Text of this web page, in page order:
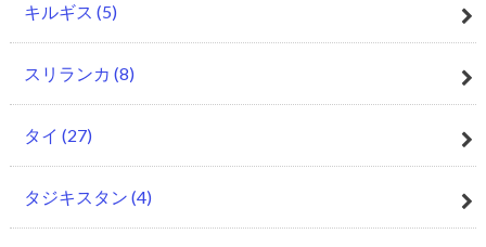
キルギス (5)
スリランカ (8)
タイ (27)
タジキスタン (4)